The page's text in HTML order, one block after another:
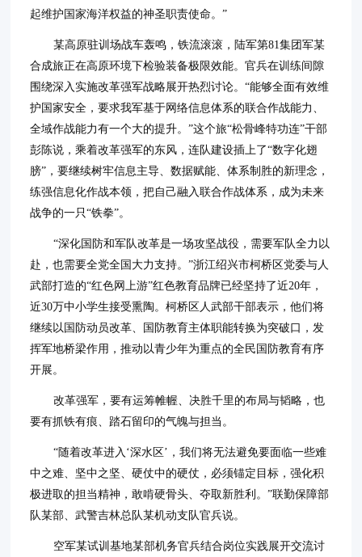
起维护国家海洋权益的神圣职责使命。”
某高原驻训场战车轰鸣，铁流滚滚，陆军第81集团军某
合成旅正在高原环境下检验装备极限效能。官兵在训练间隙
围绕深入实施改革强军战略展开热烈讨论。“能够全面有效维
护国家安全，要求我军基于网络信息体系的联合作战能力、
全域作战能力有一个大的提升。”这个旅“松骨峰特功连”干部
彭陈说，乘着改革强军的东风，连队建设插上了“数字化翅
膀”，要继续树牢信息主导、数据赋能、体系制胜的新理念，
练强信息化作战本领，把自己融入联合作战体系，成为未来
战争的一只“铁拳”。
“深化国防和军队改革是一场攻坚战役，需要军队全力以
赴，也需要全党全国大力支持。”浙江绍兴市柯桥区党委与人
武部打造的“红色网上游”红色教育品牌已经坚持了近20年，
近30万中小学生接受熏陶。柯桥区人武部干部表示，他们将
继续以国防动员改革、国防教育主体职能转换为突破口，发
挥军地桥梁作用，推动以青少年为重点的全民国防教育有序
开展。
改革强军，要有运筹帷幄、决胜千里的布局与韬略，也
要有抓铁有痕、踏石留印的气魄与担当。
“随着改革进入‘深水区’，我们将无法避免要面临一些难
中之难、坚中之坚、硬仗中的硬仗，必须锚定目标，强化积
极进取的担当精神，敢啃硬骨头、夺取新胜利。”联勤保障部
队某部、武警吉林总队某机动支队官兵说。
空军某试训基地某部机务官兵结合岗位实践展开交流讨